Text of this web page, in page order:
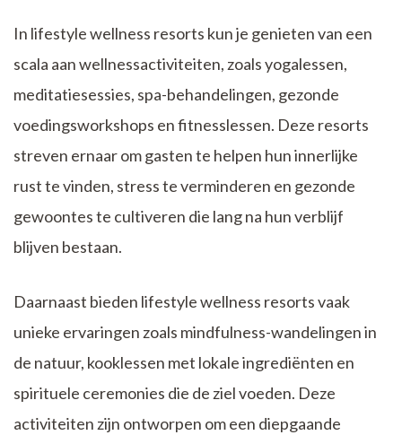
In lifestyle wellness resorts kun je genieten van een
scala aan wellnessactiviteiten, zoals yogalessen,
meditatiesessies, spa-behandelingen, gezonde
voedingsworkshops en fitnesslessen. Deze resorts
streven ernaar om gasten te helpen hun innerlijke
rust te vinden, stress te verminderen en gezonde
gewoontes te cultiveren die lang na hun verblijf
blijven bestaan.
Daarnaast bieden lifestyle wellness resorts vaak
unieke ervaringen zoals mindfulness-wandelingen in
de natuur, kooklessen met lokale ingrediënten en
spirituele ceremonies die de ziel voeden. Deze
activiteiten zijn ontworpen om een diepgaande